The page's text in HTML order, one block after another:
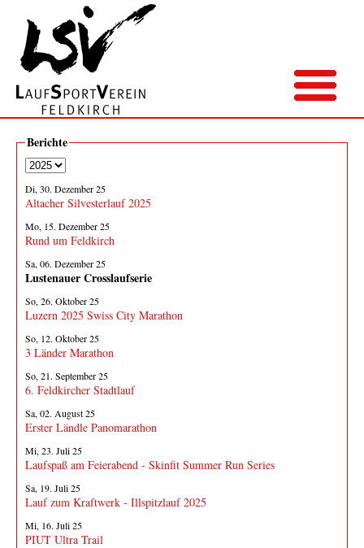
Berichte
Di, 30. Dezember 25
Altacher Silvesterlauf 2025
Mo, 15. Dezember 25
Rund um Feldkirch
Sa, 06. Dezember 25
Lustenauer Crosslaufserie
So, 26. Oktober 25
Luzern 2025 Swiss City Marathon
So, 12. Oktober 25
3 Länder Marathon
So, 21. September 25
6. Feldkircher Stadtlauf
Sa, 02. August 25
Erster Ländle Panomarathon
Mi, 23. Juli 25
Laufspaß am Feierabend - Skinfit Summer Run Series
Sa, 19. Juli 25
Lauf zum Kraftwerk - Illspitzlauf 2025
Mi, 16. Juli 25
PIUT Ultra Trail